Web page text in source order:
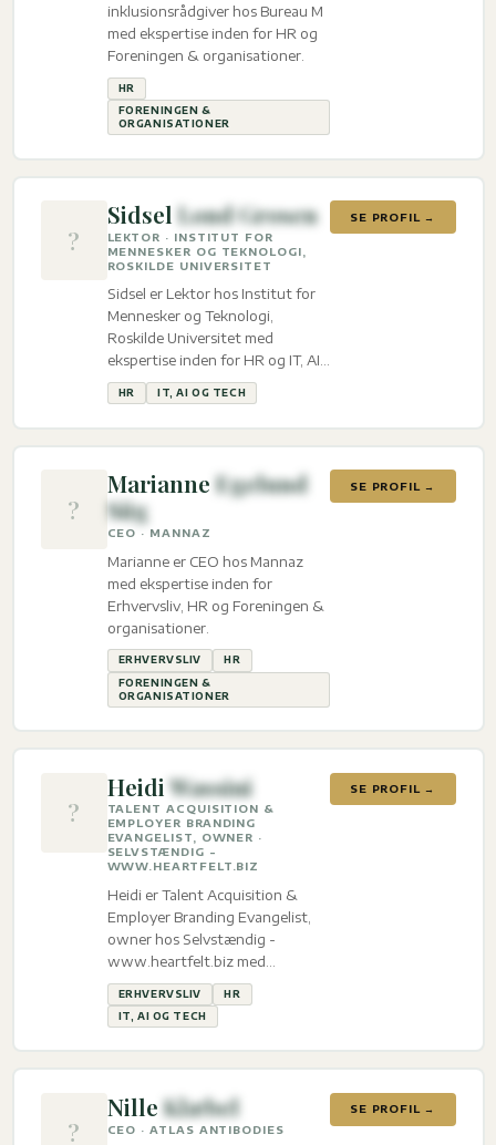
inklusionsrådgiver hos Bureau M
med ekspertise inden for HR og
Foreningen & organisationer.
HR
FORENINGEN &
ORGANISATIONER
?
Sidsel Lond Grosen
LEKTOR · INSTITUT FOR
MENNESKER OG TEKNOLOGI,
ROSKILDE UNIVERSITET
Sidsel er Lektor hos Institut for
Mennesker og Teknologi,
Roskilde Universitet med
ekspertise inden for HR og IT, AI
og tech.
HR IT, AI OG TECH
SE PROFIL →
?
MarianneEgelund
Siig
CEO · MANNAZ
Marianne er CEO hos Mannaz
med ekspertise inden for
Erhvervsliv, HR og Foreningen &
organisationer.
ERHVERVSLIV
HR
FORENINGEN &
ORGANISATIONER
SE PROFIL →
?
HeidiWassini
TALENT ACQUISITION &
EMPLOYER BRANDING
EVANGELIST, OWNER ·
SELVSTÆNDIG -
WWW.HEARTFELT.BIZ
Heidi er Talent Acquisition &
Employer Branding Evangelist,
owner hos Selvstændig -
www.heartfelt.biz med
ekspertise inden for Erhvervsliv,
HR og IT, AI og tech.
ERHVERVSLIV
HR
IT, AI OG TECH
SE PROFIL →
?
NilleKlæbel
CEO · ATLAS ANTIBODIES
SE PROFIL →